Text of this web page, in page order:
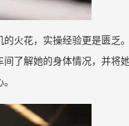
火花，实操经验更是匮乏
了解她的身体情况，并将